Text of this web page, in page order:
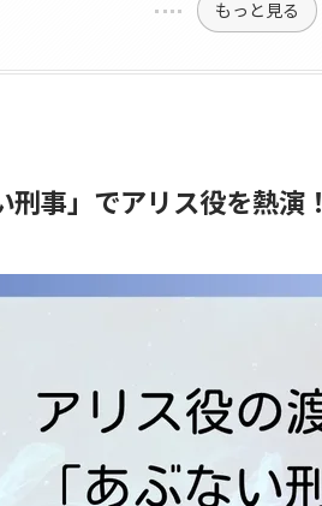
もっと見る
事」でアリス役を熱演！